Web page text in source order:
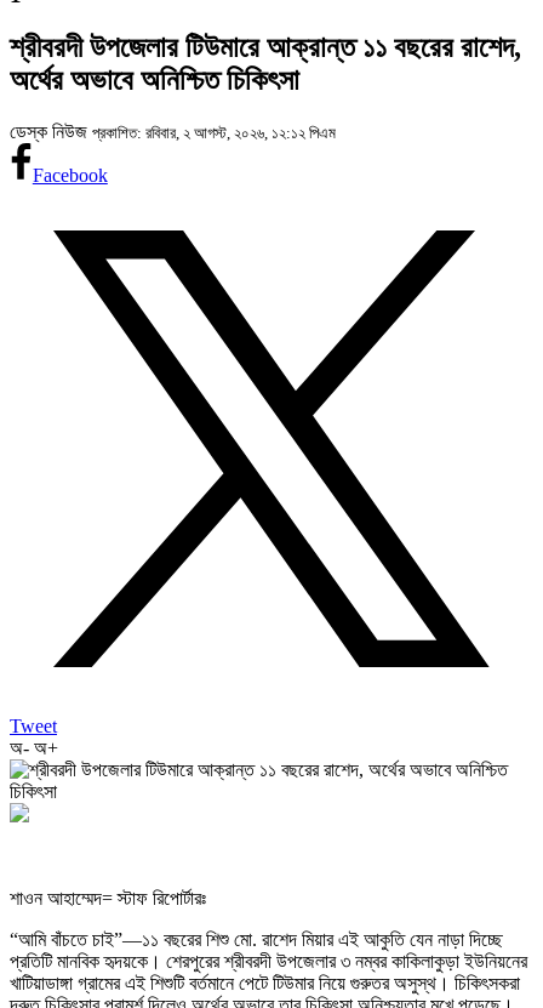
শ্রীবরদী উপজেলার টিউমারে আক্রান্ত ১১ বছরের রাশেদ,
অর্থের অভাবে অনিশ্চিত চিকিৎসা
ডেস্ক নিউজ প্রকাশিত: রবিবার, ২ আগস্ট, ২০২৬, ১২:১২ পিএম
Facebook
Tweet
অ- অ+
শাওন আহাম্মেদ= স্টাফ রিপোর্টারঃ
“আমি বাঁচতে চাই”—১১ বছরের শিশু মো. রাশেদ মিয়ার এই আকুতি যেন নাড়া দিচ্ছে
প্রতিটি মানবিক হৃদয়কে। শেরপুরের শ্রীবরদী উপজেলার ৩ নম্বর কাকিলাকুড়া ইউনিয়নের
খাটিয়াডাঙ্গা গ্রামের এই শিশুটি বর্তমানে পেটে টিউমার নিয়ে গুরুতর অসুস্থ। চিকিৎসকরা